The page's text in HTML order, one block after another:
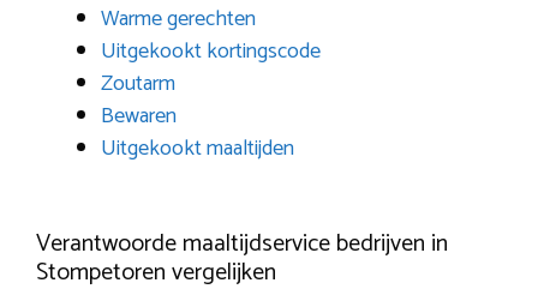
Warme gerechten
Uitgekookt kortingscode
Zoutarm
Bewaren
Uitgekookt maaltijden
Verantwoorde maaltijdservice bedrijven in
Stompetoren vergelijken